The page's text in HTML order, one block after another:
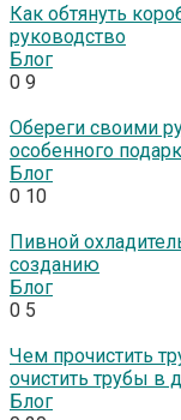
Как обтянуть
руководство
Блог
0 9
Обереги своими
особенного
Блог
0 10
Пивной
созданию
Блог
0 5
Чем прочистить
очистить трубы в
Блог